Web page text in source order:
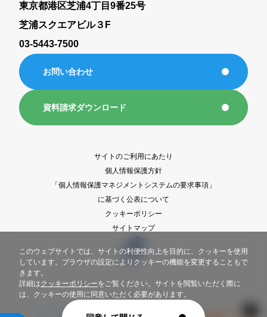
このウェブサイトでは、サイトの利便性向上を目的に、クッキーを使用
しています。ブラウザの設定によりクッキーの機能を変更することもで
きます。
詳細はクッキーポリシーをご覧ください。サイトを閲覧いただく際に
は、クッキーの使用に同意いただく必要があります。
東京都港区芝浦4丁目9番25号
芝浦スクエアビル３F
03-5443-7500
お問い合わせ
資料請求ダウンロード
サイトのご利用にあたり
個人情報保護方針
「個人情報保護マネジメントシステムの要求事項」
に基づく公表について
クッキーポリシー
サイトマップ